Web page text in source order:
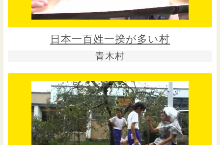
日本一百姓一揆が多い村
青木村